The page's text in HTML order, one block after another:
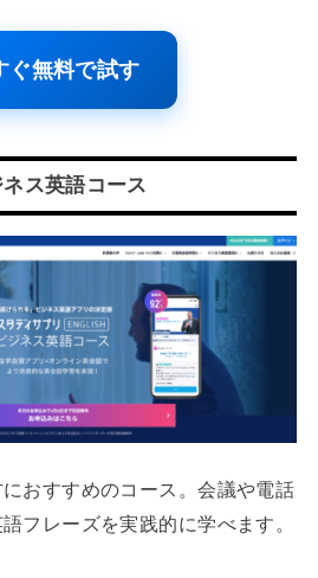
ぐ無料で試す
ス英語コース
おすすめのコース。会議や電話
フレーズを実践的に学べます。